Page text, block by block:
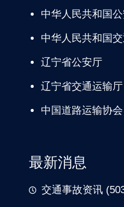
中华人民共和国
中华人民共和国
辽宁省公安厅
辽宁省交通运输厅
中国道路运输协会
最新消息
交通事故资讯